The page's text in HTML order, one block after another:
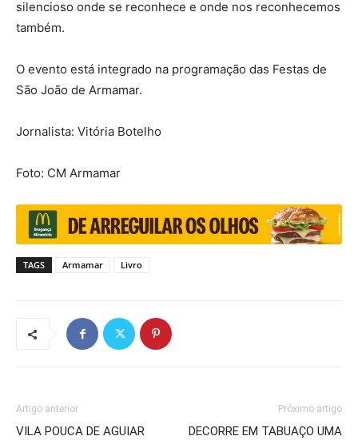
silencioso onde se reconhece e onde nos reconhecemos
também.
O evento está integrado na programação das Festas de
São João de Armamar.
Jornalista: Vitória Botelho
Foto: CM Armamar
TAGS Armamar Livro
Artigo anterior
VILA POUCA DE AGUIAR
Próximo artigo
DECORRE EM TABUAÇO UMA